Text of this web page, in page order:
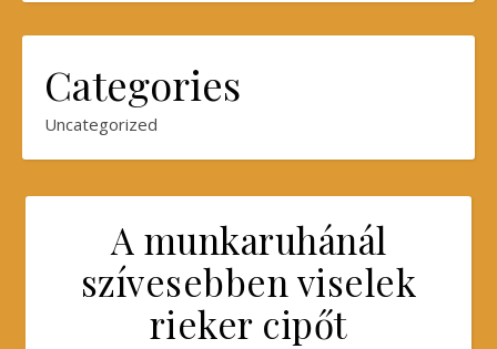
Categories
Uncategorized
A munkaruhánál
szívesebben viselek
rieker cipőt